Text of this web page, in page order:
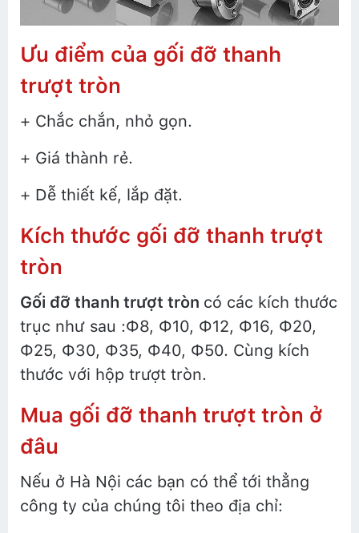
Ưu điểm của gối đỡ thanh
trượt tròn
+ Chắc chắn, nhỏ gọn.
+ Giá thành rẻ.
+ Dễ thiết kế, lắp đặt.
Kích thước gối đỡ thanh trượt
tròn
Gối đỡ thanh trượt tròn có các kích thước
trục như sau :Ф8, Ф10, Ф12, Ф16, Ф20,
Ф25, Ф30, Ф35, Ф40, Ф50. Cùng kích
thước với hộp trượt tròn.
Mua gối đỡ thanh trượt tròn ở
đâu
Nếu ở Hà Nội các bạn có thể tới thẳng
công ty của chúng tôi theo địa chỉ: